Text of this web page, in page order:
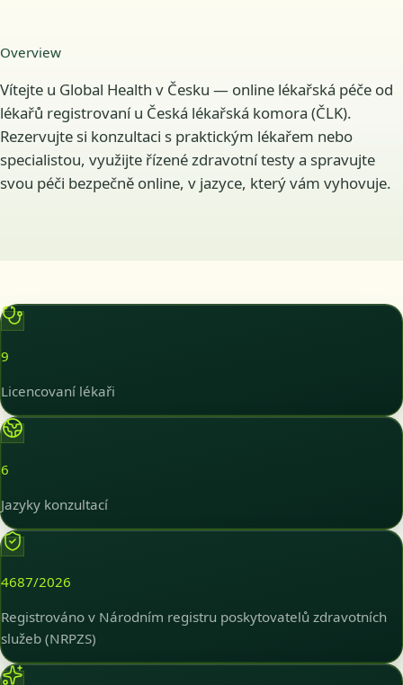
Overview
Vítejte u Global Health v Česku — online lékařská péče od
lékařů registrovaní u Česká lékařská komora (ČLK).
Rezervujte si konzultaci s praktickým lékařem nebo
specialistou, využijte řízené zdravotní testy a spravujte
svou péči bezpečně online, v jazyce, který vám vyhovuje.
9
Licencovaní lékaři
6
Jazyky konzultací
4687/2026
Registrováno v Národním registru poskytovatelů zdravotních
služeb (NRPZS)